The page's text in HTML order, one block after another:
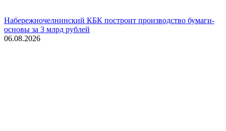
Набережночелнинский КБК построит производство бумаги-
основы за 3 млрд рублей
06.08.2026